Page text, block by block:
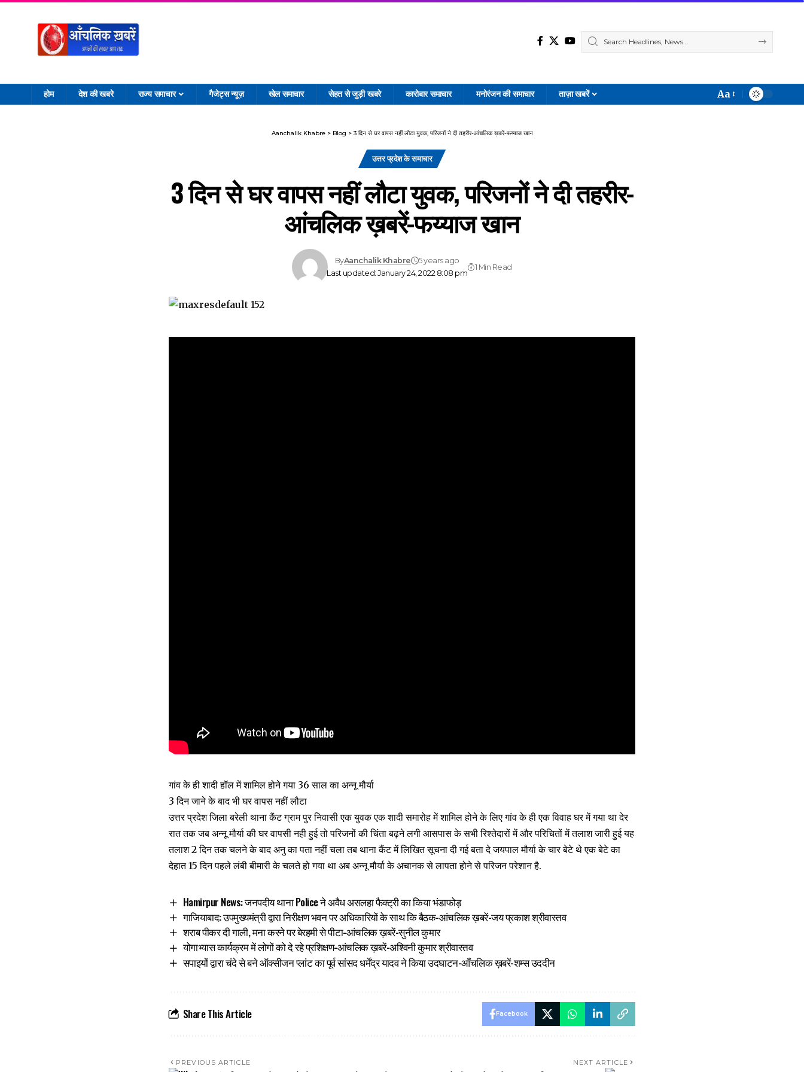
होम देश की खबरे राज्य समाचार गैजेट्स न्यूज़ खेल समाचार सेहत से जुड़ी खबरे कारोबार समाचार मनोरंजन की समाचार ताज़ा खबरें
Font
Aa
Aanchalik Khabre> Blog >3 दिन से घर वापस नहीं लौटा युवक, परिजनों ने दी तहरीर-आंचलिक ख़बरें-फय्याज खान
उत्तर प्रदेश के समाचार
3 दिन से घर वापस नहीं लौटा युवक, परिजनों ने दी तहरीर-
आंचलिक ख़बरें-फय्याज खान
Last updated: January 24, 2022 8:08 pm
ByAanchalik Khabre 5 years ago
1 Min Read
गांव के ही शादी हॉल में शामिल होने गया 36 साल का अन्नू मौर्या
3 दिन जाने के बाद भी घर वापस नहीं लौटा
उत्तर प्रदेश जिला बरेली थाना कैंट ग्राम पुर निवासी एक युवक एक शादी समारोह में शामिल होने के लिए‌ गांव के ही एक विवाह घर में गया था देर
रात तक जब अन्नू मौर्या की घर वापसी नही हुई तो परिजनों की चिंता बढ़ने लगी आसपास के सभी रिश्तेदारों में और परिचितों में तलाश जारी हुई यह
तलाश 2 दिन तक चलने के बाद अनु का पता नहीं चला तब थाना कैंट में लिखित सूचना दी गई बता दे जयपाल मौर्या ‌के चार बेटे थे एक बेटे का
देहात 15 दिन पहले लंबी बीमारी के चलते हो गया था अब अन्नू मौर्या के अचानक से लापता होने से परिजन परेशान है.
Hamirpur News: जनपदीय थाना Police ने अवैध असलहा फैक्ट्री का किया भंडाफोड़
गाजियाबाद: उपमुख्यमंत्री द्वारा निरीक्षण भवन पर अधिकारियों के साथ कि बैठक-आंचलिक ख़बरें-जय प्रकाश श्रीवास्तव
शराब पीकर दी गाली, मना करने पर बेरहमी से पीटा-आंचलिक ख़बरें-सुनील कुमार
योगाभ्यास कार्यक्रम में लोगों को दे रहे प्रशिक्षण-आंचलिक ख़बरें-अश्विनी कुमार श्रीवास्तव
सपाइयों द्वारा चंदे से बने ऑक्सीजन प्लांट का पूर्व सांसद धर्मेंद्र यादव ने किया उदघाटन-आँचलिक ख़बरें-शम्स उददीन
Share This Article Facebook
PREVIOUS ARTICLE NEXT ARTICLE